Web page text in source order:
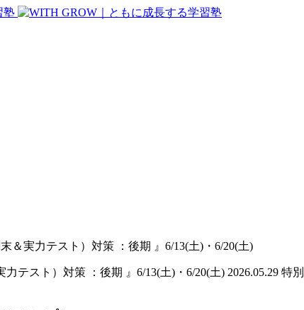
＆実力テスト）対策 ：後期 』6/13(土)・6/20(土)
テスト）対策 ：後期 』6/13(土)・6/20(土) 2026.05.29 特